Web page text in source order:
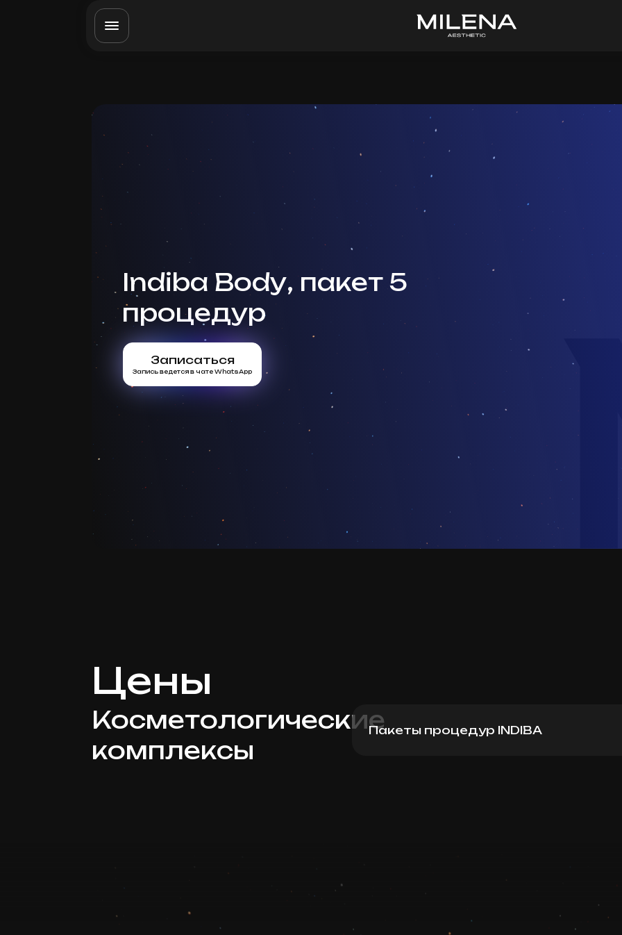
Indiba Body, пакет 5
процедур
Записаться
Запись ведется в чате WhatsApp
Цены
Косметологические
комплексы
Пакеты процедур INDIBA